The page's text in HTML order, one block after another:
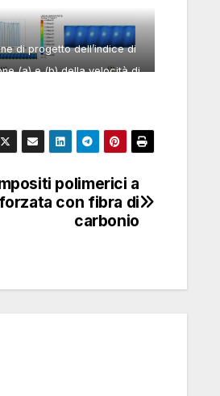
di progetto dell’indice di
(a) e (b) della velocità di
a vite singola
polimerici a
con fibra di
carbonio